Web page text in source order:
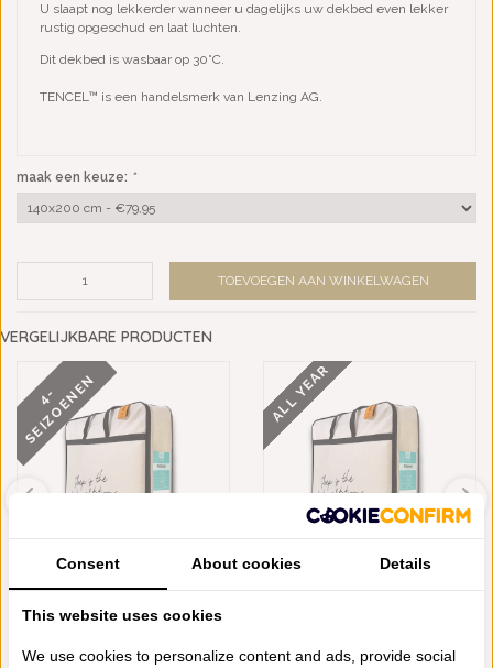
U slaapt nog lekkerder wanneer u dagelijks uw dekbed even lekker
rustig opgeschud en laat luchten.
Dit dekbed is wasbaar op 30°C.
TENCEL™ is een handelsmerk van Lenzing AG.
maak een keuze: *
TOEVOEGEN AAN WINKELWAGEN
VERGELIJKBARE PRODUCTEN
4
-
S
E
I
Z
O
E
N
E
N
DEKBED, VANAF
ALL YEAR
Consent About cookies Details
This website uses cookies
We use cookies to personalize content and ads, provide social